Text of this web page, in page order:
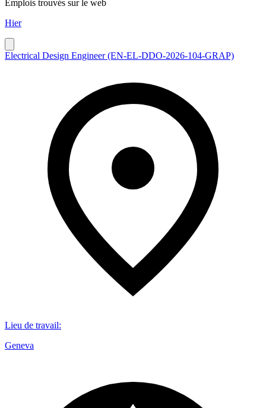
Emplois trouvés sur le web
Hier
Electrical Design Engineer (EN-EL-DDO-2026-104-GRAP)
Lieu de travail:
Geneva